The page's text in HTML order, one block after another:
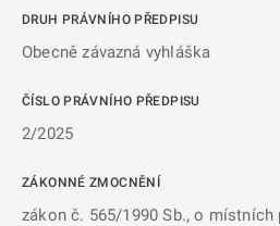
DRUH PRÁVNÍHO PŘEDPISU
Obecně závazná vyhláška
ČÍSLO PRÁVNÍHO PŘEDPISU
2/2025
ZÁKONNÉ ZMOCNĚNÍ
zákon č. 565/1990 Sb., o místních